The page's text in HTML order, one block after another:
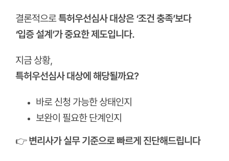
결론적으로특허우선심사 대상은 ‘조건 충족’보다
‘입증 설계’가 중요한 제도입니다.
지금 상황,
특허우선심사 대상에 해당될까요?
바로 신청 가능한 상태인지
보완이 필요한 단계인지
👉변리사가 실무 기준으로 빠르게 진단해드립니다